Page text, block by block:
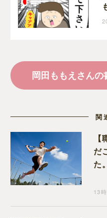
岡田ももえさん
関
だ
た
13